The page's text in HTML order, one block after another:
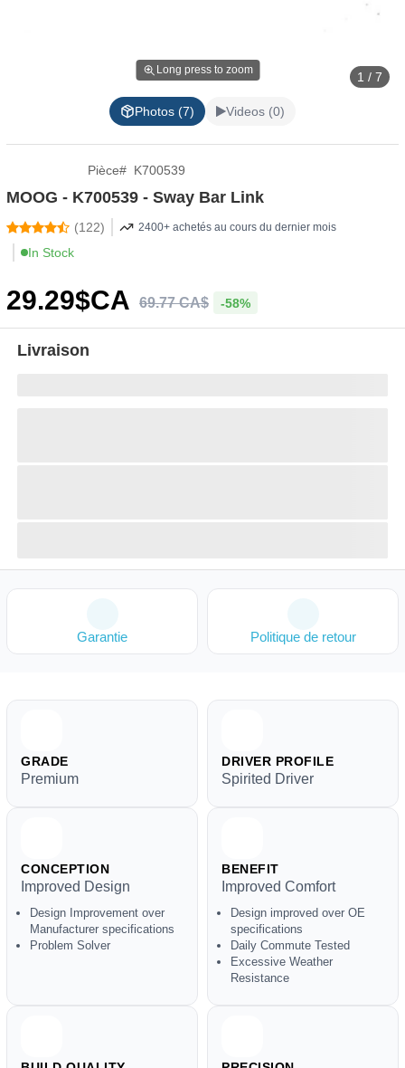
Long press to zoom 1 / 7
Photos (7) Videos (0)
Pièce# K700539
MOOG - K700539 - Sway Bar Link
(122) 2400+ achetés au cours du dernier mois
In Stock
29.29$CA 69.77CA$ -58%
Livraison
Garantie Politique de retour
GRADE
Premium
DRIVER PROFILE
Spirited Driver
CONCEPTION
Improved Design
Design Improvement over
Manufacturer specifications
Problem Solver
BENEFIT
Improved Comfort
Design improved over OE
specifications
Daily Commute Tested
Excessive Weather
Resistance